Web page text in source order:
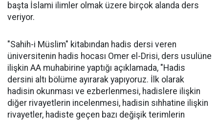
başta İslami ilimler olmak üzere birçok alanda ders
veriyor.
"Sahih-i Müslim" kitabından hadis dersi veren
üniversitenin hadis hocası Omer el-Drisi, ders usulüne
ilişkin AA muhabirine yaptığı açıklamada, "Hadis
dersini altı bölüme ayırarak yapıyoruz. İlk olarak
hadisin okunması ve ezberlenmesi, hadislere ilişkin
diğer rivayetlerin incelenmesi, hadisin sıhhatine ilişkin
rivayetler, hadiste geçen bazı değişik terimlerin